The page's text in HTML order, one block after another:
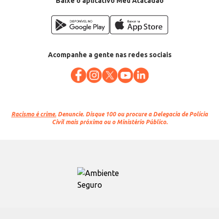
Acompanhe a gente nas redes sociais
Racismo é crime. Denuncie. Disque 100 ou procure a Delegacia de Polícia
Civil mais próxima ou o Ministério Público.